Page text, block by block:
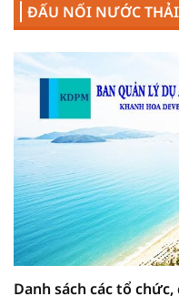
ĐẤU NỐI NƯỚC THẢI
Danh sách các tổ
THÔNG BÁO Công
bằng Trường Trung
Định, tỉnh Khánh
THÔNG BÁO Công
bằng Khu tái định
Khánh Hòa.
THÔNG BÁO Về
cộng đồng dân cư
1/500) Khu vực